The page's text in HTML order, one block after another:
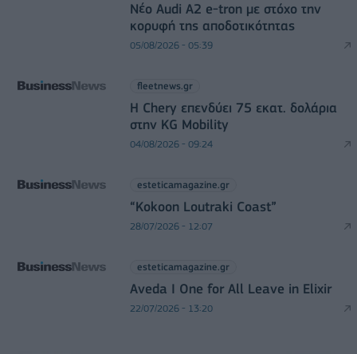
Νέο Audi A2 e-tron με στόχο την
κορυφή της αποδοτικότητας
05/08/2026 - 05:39
fleetnews.gr
Η Chery επενδύει 75 εκατ. δολάρια
στην KG Mobility
04/08/2026 - 09:24
esteticamagazine.gr
“Kokoon Loutraki Coast”
28/07/2026 - 12:07
esteticamagazine.gr
Aveda I One for All Leave in Elixir
22/07/2026 - 13:20